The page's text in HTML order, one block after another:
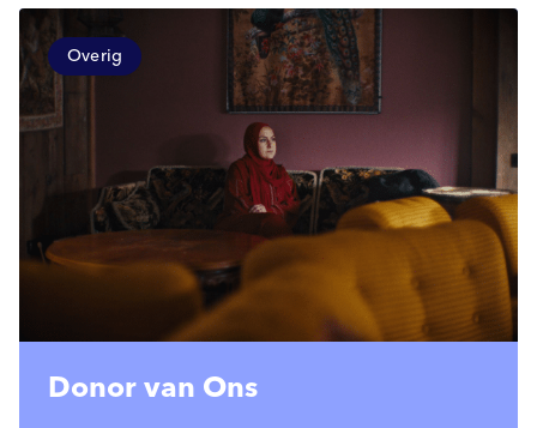
Overig
Donor van Ons